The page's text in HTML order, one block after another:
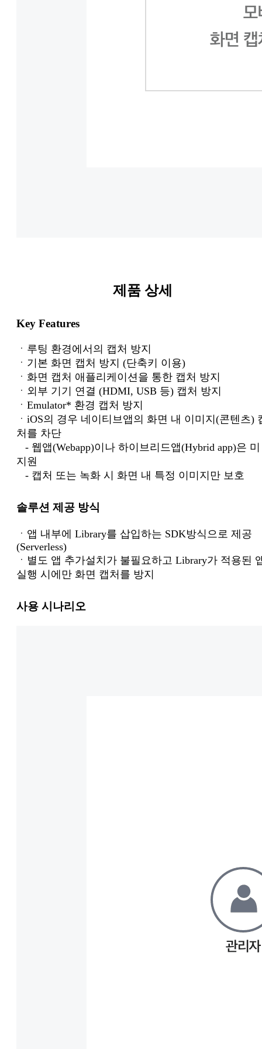
제품 상세
Key Features
ㆍ루팅 환경에서의 캡처 방지
ㆍ기본 화면 캡처 방지 (단축키 이용)
ㆍ화면 캡처 애플리케이션을 통한 캡처 방지
ㆍ외부 기기 연결 (HDMI, USB 등) 캡처 방지
ㆍEmulator* 환경 캡처 방지
ㆍiOS의 경우 네이티브앱의 화면 내 이미지(콘텐츠)
처를 차단
- 웹앱(Webapp)이나 하이브리드앱(Hybrid app)은 미
지원
- 캡처 또는 녹화 시 화면 내 특정 이미지만 보호
솔루션 제공 방식
ㆍ앱 내부에 Library를 삽입하는 SDK방식으로 제공
(Serverless)
ㆍ별도 앱 추가설치가 불필요하고 Library가 적용된
실행 시에만 화면 캡처를 방지
사용 시나리오